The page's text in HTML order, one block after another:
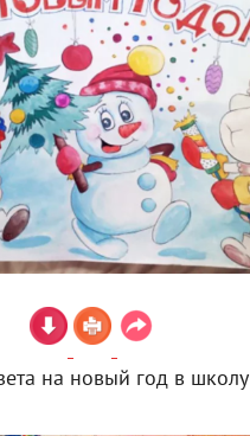
на новый год в школу